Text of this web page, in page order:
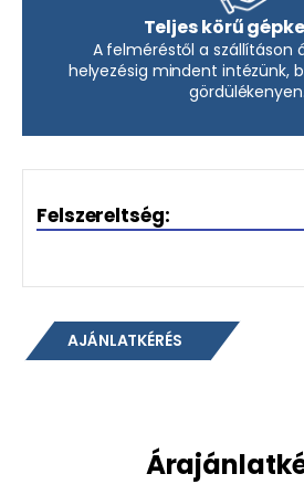
Teljes körű
A felméréstől a szállításon
helyezésig mindent intézünk,
gördülékenyen.
Felszereltség:
AJÁNLATKÉRÉS